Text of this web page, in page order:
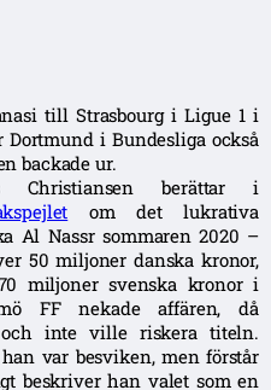
till Strasbourg i Ligue 1 i
i Bundesliga också
backade ur.
Christiansen berättar i
om det lukrativa
Al Nassr sommaren 2020 –
50 miljoner danska kronor,
miljoner svenska kronor i
FF nekade affären, då
inte ville riskera titeln.
var besviken, men förstår
beskriver han valet som en